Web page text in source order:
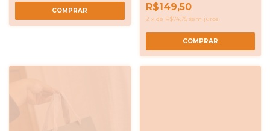
COMPRAR R$149,50
2 x de R$74,75 sem juros